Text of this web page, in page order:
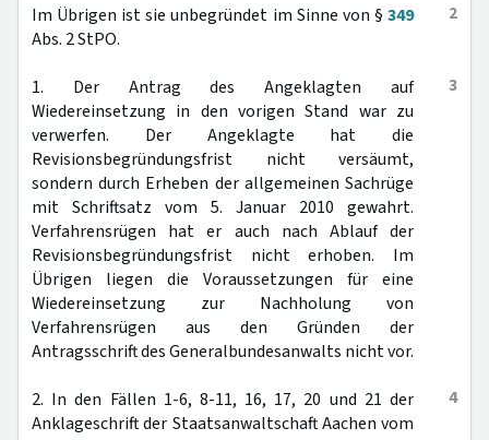
2
Im Übrigen ist sie unbegründet im Sinne von § 349
Abs. 2 StPO.
3
1. Der Antrag des Angeklagten auf
Wiedereinsetzung in den vorigen Stand war zu
verwerfen. Der Angeklagte hat die
Revisionsbegründungsfrist nicht versäumt,
sondern durch Erheben der allgemeinen Sachrüge
mit Schriftsatz vom 5. Januar 2010 gewahrt.
Verfahrensrügen hat er auch nach Ablauf der
Revisionsbegründungsfrist nicht erhoben. Im
Übrigen liegen die Voraussetzungen für eine
Wiedereinsetzung zur Nachholung von
Verfahrensrügen aus den Gründen der
Antragsschrift des Generalbundesanwalts nicht vor.
4
2. In den Fällen 1-6, 8-11, 16, 17, 20 und 21 der
Anklageschrift der Staatsanwaltschaft Aachen vom